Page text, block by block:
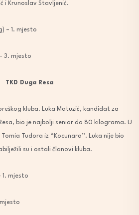
i Krunoslav Stavljenić.
– 1. mjesto
3. mjesto
Resa
kluba. Luka Matuzić, kandidat za
bio je najbolji senior do 80 kilograma. U
Tudora iz “Kocunara”. Luka nije bio
su i ostali članovi kluba.
1. mjesto
mjesto